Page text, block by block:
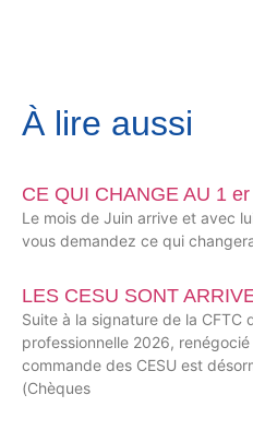
À lire aussi
CE QUI CHANGE AU 1
Le mois de Juin arrive et avec
vous demandez ce qui
LES CESU SONT
Suite à la signature de la CFTC
professionnelle 2026,
commande des CESU est
(Chèques